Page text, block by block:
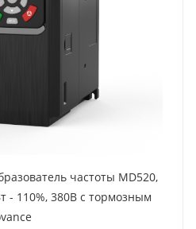
частоты MD520,
- 110%, 380В с тормозным